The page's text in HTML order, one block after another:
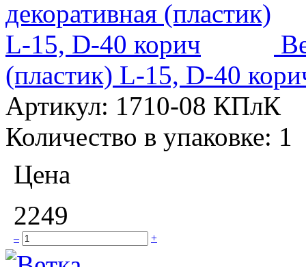
(пластик) L-15, D-40
Артикул: 1710-08 КПлК
Количество в упаковке: 1
Цена
2249
– +